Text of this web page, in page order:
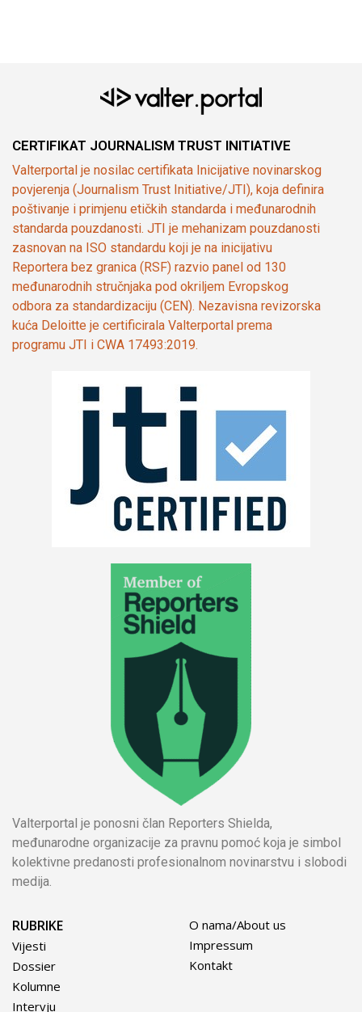
CERTIFIKAT JOURNALISM TRUST INITIATIVE
Valterportal je nosilac certifikata Inicijative novinarskog
povjerenja (Journalism Trust Initiative/JTI), koja definira
poštivanje i primjenu etičkih standarda i međunarodnih
standarda pouzdanosti. JTI je mehanizam pouzdanosti
zasnovan na ISO standardu koji je na inicijativu
Reportera bez granica (RSF) razvio panel od 130
međunarodnih stručnjaka pod okriljem Evropskog
odbora za standardizaciju (CEN). Nezavisna revizorska
kuća Deloitte je certificirala Valterportal prema
programu JTI i CWA 17493:2019.
Valterportal je ponosni član Reporters Shielda,
međunarodne organizacije za pravnu pomoć koja je simbol
kolektivne predanosti profesionalnom novinarstvu i slobodi
medija.
RUBRIKE
Vijesti
Dossier
Kolumne
Intervju
O nama/About us
Impressum
Kontakt